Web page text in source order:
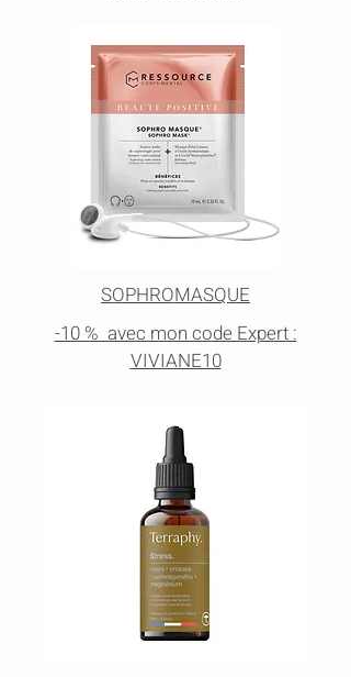
SOPHROMASQUE
-10 % avec mon code Expert :
VIVIANE10